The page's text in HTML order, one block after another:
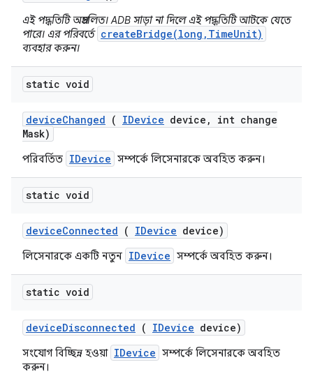
এই পদ্ধতিটি অপ্রচলিত। ADB সাড়া না দিলে এই পদ্ধতিটি আটকে যেতে
পারে। এর পরিবর্তে createBridge(long,TimeUnit)
ব্যবহার করুন।
static void
deviceChanged ( IDevice device ,
int change
Mask)
পরিবর্তিত IDevice সম্পর্কে লিসেনারকে অবহিত করুন।
static void
deviceConnected ( IDevice device)
লিসেনারকে একটি নতুন IDevice সম্পর্কে অবহিত করুন।
static void
deviceDisconnected ( IDevice device)
সংযোগ বিচ্ছিন্ন হওয়া IDevice সম্পর্কে লিসেনারকে অবহিত
করুন।